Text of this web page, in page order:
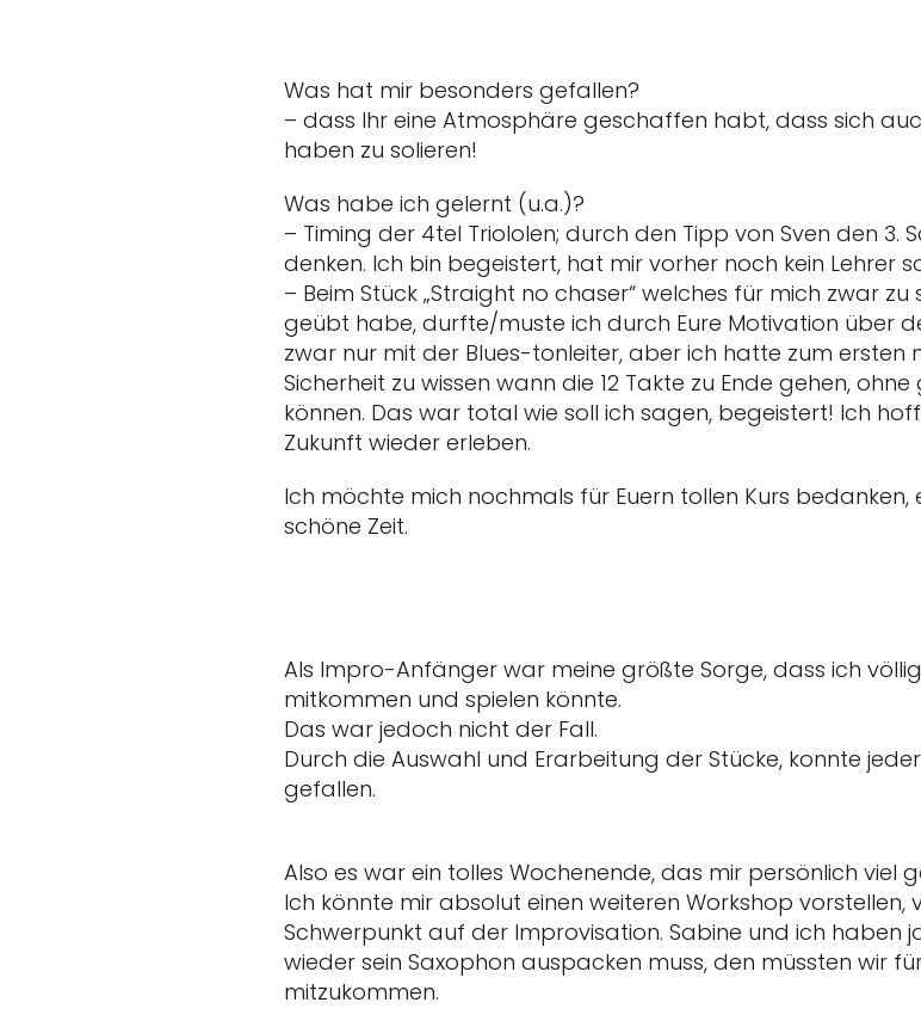
Was hat mir besonders gefallen?
– dass Ihr eine Atmosphäre geschaffen habt, dass sich
haben zu solieren!
Was habe ich gelernt (u.a.)?
– Timing der 4tel Triololen; durch den Tipp von Sven den 3.
denken. Ich bin begeistert, hat mir vorher noch kein Lehrer
– Beim Stück „Straight no chaser“ welches für mich zwar
geübt habe, durfte/muste ich durch Eure Motivation über
zwar nur mit der Blues-tonleiter, aber ich hatte zum
Sicherheit zu wissen wann die 12 Takte zu Ende gehen,
können. Das war total wie soll ich sagen, begeistert! Ich
Zukunft wieder erleben.
Ich möchte mich nochmals für Euern tollen Kurs bedanken,
schöne Zeit.
Als Impro-Anfänger war meine größte Sorge, dass ich
mitkommen und spielen könnte.
Das war jedoch nicht der Fall.
Durch die Auswahl und Erarbeitung der Stücke, konnte
gefallen.
Also es war ein tolles Wochenende, das mir persönlich viel
Ich könnte mir absolut einen weiteren Workshop
Schwerpunkt auf der Improvisation. Sabine und ich haben
wieder sein Saxophon auspacken muss, den müssten wir
mitzukommen.